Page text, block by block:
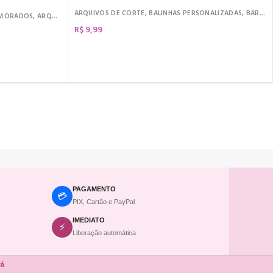
, ARQUIVOS DE CORTE , KIT CINEMA, KIT DIGITAL
ARQUIVOS DE CORTE,BALINHAS PERSONALIZADAS, BARRA DE CHOCOLATE
R$9,99
💳
PAGAMENTO
PIX, Cartão e PayPal
⚡
IMEDIATO
Liberação automática